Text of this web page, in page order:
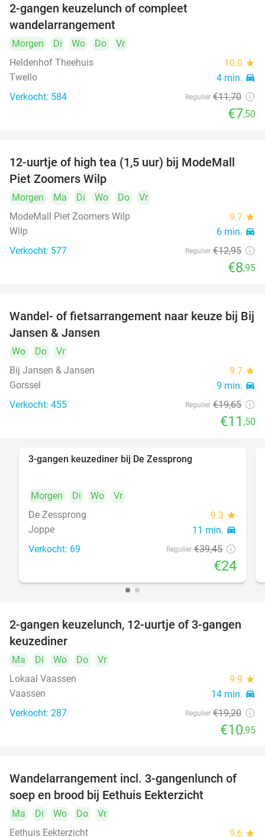
DAY
FULL
2-gangen keuzelunch of compleet
wandelarrangement
Morgen Di Wo Do
Vr
Heldenhof Theehuis
10.0 star
Twello 4 min. directions_car
Verkocht: 584 Regulier €11,70
€7,50
31%
FULL
12-uurtje of high tea (1,5 uur) bij ModeMall
Piet Zoomers Wilp
Morgen Ma Di Wo Do
Vr
ModeMall Piet Zoomers Wilp
9.7 star
Wilp 6 min. directions_car
Verkocht: 577 Regulier €12,95
€8,95
41%
FULL
Wandel- of fietsarrangement naar keuze bij Bij
Jansen & Jansen
Wo Do
Vr
Bij Jansen & Jansen
9.7 star
Gorssel 9 min. directions_car
Verkocht: 455 Regulier €19,65
€11 ,50
3-gangen keuzediner bij De Zessprong
Morgen Di Wo
Vr
De Zessprong
9.3 star
Joppe 11 min. directions_car
Verkocht: 69 Regulier €39,45
€24
43%
DAY
FULL
2-gangen keuzelunch, 12-uurtje of 3-gangen
keuzediner
Ma Di Wo Do
Vr
Lokaal Vaassen
9.9 star
Vaassen 14 min. directions_car
Verkocht: 287 Regulier €19,20
€10,95
43%
FULL
Wandelarrangement incl. 3-gangenlunch of
soep en brood bij Eethuis Eekterzicht
Ma Di Wo Do
Vr
Eethuis Eekterzicht
9.6 star